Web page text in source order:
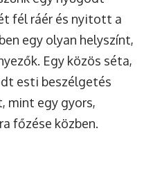
fél ráér és nyitott a
egy olyan helyszínt,
Egy közös séta,
esti beszélgetés
mint egy gyors,
főzése közben.